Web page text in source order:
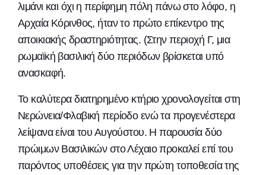
λιμάνι και όχι η περίφημη πόλη πάνω στο λόφο, η
Αρχαία Κόρινθος, ήταν το πρώτο επίκεντρο της
αποικιακής δραστηριότητας. (Στην περιοχή Γ, μια
ρωμαϊκή βασιλική δύο περιόδων βρίσκεται υπό
ανασκαφή.
Το καλύτερα διατηρημένο κτήριο χρονολογείται στη
Νερώνεια/Φλαβική περίοδο ενώ τα προγενέστερα
λείψανα είναι του Αυγούστου. Η παρουσία δύο
πρώιμων Βασιλικών στο Λέχαιο προκαλεί επί του
παρόντος υποθέσεις για την πρώτη τοποθεσία της